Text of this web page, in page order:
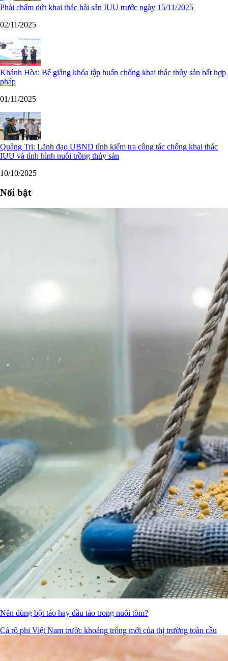
Phải chấm dứt khai thác hải sản IUU trước ngày 15/11/2025
02/11/2025
Khánh Hòa: Bế giảng khóa tập huấn chống khai thác thủy sản bất hợp
pháp
01/11/2025
Quảng Trị: Lãnh đạo UBND tỉnh kiểm tra công tác chống khai thác
IUU và tình hình nuôi trồng thủy sản
10/10/2025
Nổi bật
Nên dùng bột tảo hay dầu tảo trong nuôi tôm?
Cá rô phi Việt Nam trước khoảng trống mới của thị trường toàn cầu